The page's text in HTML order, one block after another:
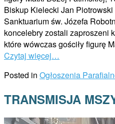
Biskup Kielecki Jan
Sanktuarium św. Józefa
koncelebry zostali zaproszeni
które wówczas gościły figurę
Czytaj więcej…
Posted in Ogłoszenia
TRANSMISJA